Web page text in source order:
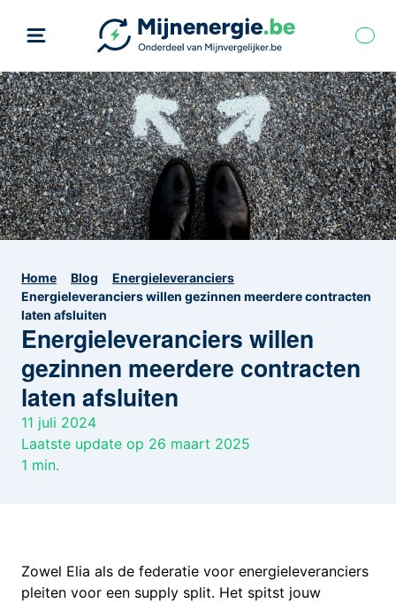
Home Blog
Energieleveranciers
Energieleveranciers willen gezinnen meerdere contracten
laten afsluiten
Energieleveranciers willen
gezinnen meerdere contracten
laten afsluiten
11 juli 2024
Laatste update op 26 maart 2025
1 min.
Zowel Elia als de federatie voor energieleveranciers
pleiten voor een supply split. Het spitst jouw